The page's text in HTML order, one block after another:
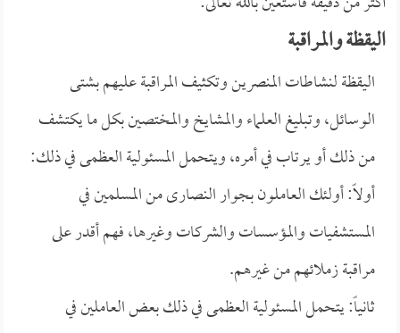
اليقظة والمـراقبة
اليقظة لنشاطات المنصرين وتكثيف المراقبة عليهم بشتى
الوسائل، وتبليغ العلماء والمشايخ والمختصين بكل ما يكتشف
من ذلك أو يرتاب في أمره، ويتحمل المسئولية العظمى في ذلك:
أولاً: أولئك العاملون بجوار النصارى من المسلمين في
المستشفيات والمؤسسات والشركات وغيرها، فهم أقدر على
مراقبة زملائهم من غيرهم.
ثانياً: يتحمل المسئولية العظمى في ذلك بعض العاملين في